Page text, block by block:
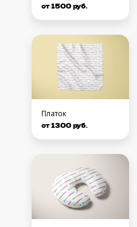
от 1500 руб.
Платок
от 1300 руб.